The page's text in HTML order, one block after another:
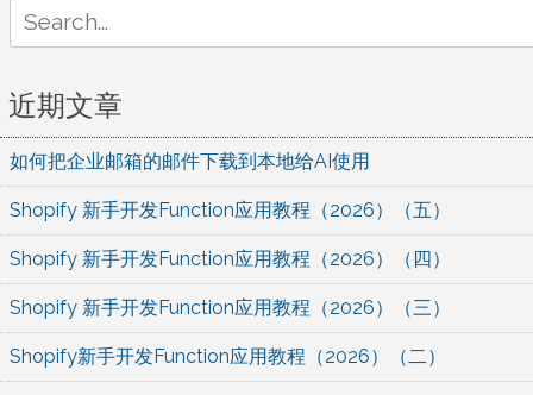
for:
近期文章
如何把企业邮箱的邮件下载到本地给AI使用
Shopify 新手开发Function应用教程（2026）（五）
Shopify 新手开发Function应用教程（2026）（四）
Shopify 新手开发Function应用教程（2026）（三）
Shopify新手开发Function应用教程（2026）（二）